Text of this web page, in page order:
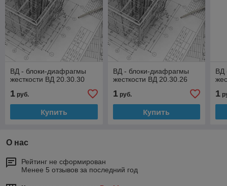
ВД - блоки-диафрагмы
жесткости ВД 20.30.30
1 руб.
Купить
ВД - блоки-диафрагмы
жесткости ВД 20.30.26
1руб.
Купить
ВД
1
О нас
Рейтинг не сформирован
Менее 5 отзывов за последний год